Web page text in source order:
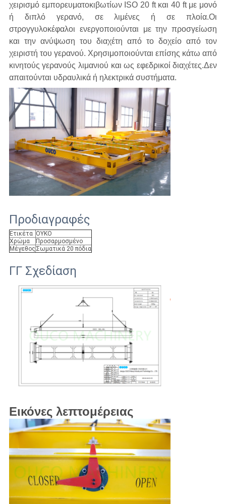
χειρισμό εμπορευματοκιβωτίων ISO 20 ft και 40 ft με μονό
ή διπλό γερανό, σε λιμένες ή σε πλοία.Οι
στρογγυλοκέφαλοι ενεργοποιούνται με την προσγείωση
και την ανύψωση του διαχέτη από το δοχείο από τον
χειριστή του γερανού. Χρησιμοποιούνται επίσης κάτω από
κινητούς γερανούς λιμανιού και ως εφεδρικοί διαχέτες.Δεν
απαιτούνται υδραυλικά ή ηλεκτρικά συστήματα.
Προδιαγραφές
Ετικέτα ΟΥΚΟ
Χρώμα
Προσαρμοσμένο
Μέγεθος Σωματικά 20 πόδια
ΓΓ Σχεδίαση
Εικόνες λεπτομέρειας